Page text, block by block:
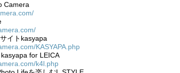
Camera
イトkasyapa
KASYAPA.php
for LEICA
k4l.php